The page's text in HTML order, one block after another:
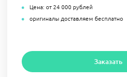
Цена: от 24 000 рублей
оригиналы доставляем бесплатно
Заказать